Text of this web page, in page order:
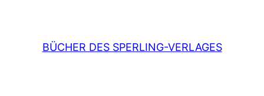
BÜCHER DES SPERLING-VERLAGES